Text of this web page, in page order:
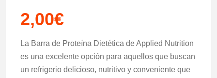
2,00€
La Barra de Proteína Dietética de Applied Nutrition
es una excelente opción para aquellos que buscan
un refrigerio delicioso, nutritivo y conveniente que